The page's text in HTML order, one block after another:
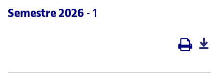
Semestre 2026 - 1